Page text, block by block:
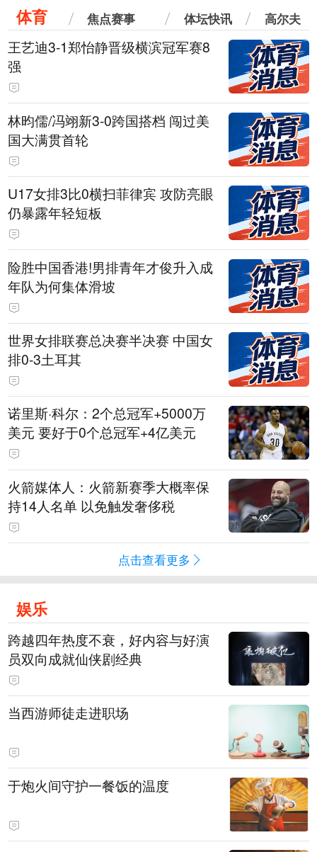
体育 焦点赛事 体坛快讯 高尔夫
王艺迪3-1郑怡静晋级横滨冠军赛8
强
林昀儒/冯翊新3-0跨国搭档 闯过美
国大满贯首轮
U17女排3比0横扫菲律宾 攻防亮眼
仍暴露年轻短板
险胜中国香港!男排青年才俊升入成
年队为何集体滑坡
世界女排联赛总决赛半决赛 中国女
排0-3土耳其
诺里斯·科尔：2个总冠军+5000万
美元 要好于0个总冠军+4亿美元
火箭媒体人：火箭新赛季大概率保
持14人名单 以免触发奢侈税
点击查看更多
娱乐
跨越四年热度不衰，好内容与好演
员双向成就仙侠剧经典
当西游师徒走进职场
于炮火间守护一餐饭的温度